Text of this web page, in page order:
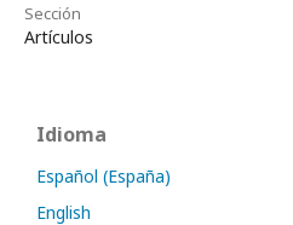
Sección
Artículos
Idioma
Español (España)
English